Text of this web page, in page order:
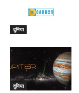
दुनिया
दुनिया